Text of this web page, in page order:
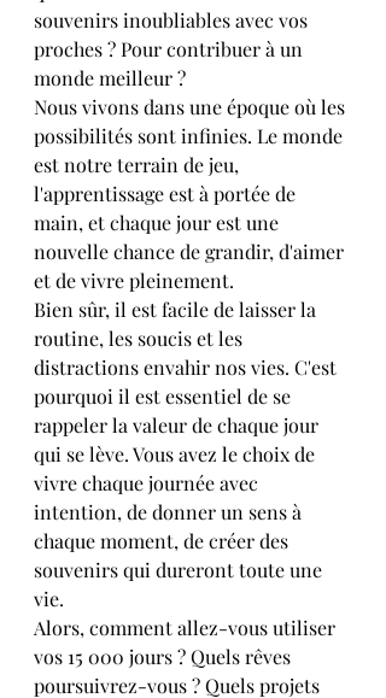
souvenirs inoubliables avec vos
proches ? Pour contribuer à un
monde meilleur ?
Nous vivons dans une époque où les
possibilités sont infinies. Le monde
est notre terrain de jeu,
l'apprentissage est à portée de
main, et chaque jour est une
nouvelle chance de grandir, d'aimer
et de vivre pleinement.
Bien sûr, il est facile de laisser la
routine, les soucis et les
distractions envahir nos vies. C'est
pourquoi il est essentiel de se
rappeler la valeur de chaque jour
qui se lève. Vous avez le choix de
vivre chaque journée avec
intention, de donner un sens à
chaque moment, de créer des
souvenirs qui dureront toute une
vie.
Alors, comment allez-vous utiliser
vos 15 000 jours ? Quels rêves
poursuivrez-vous ? Quels projets